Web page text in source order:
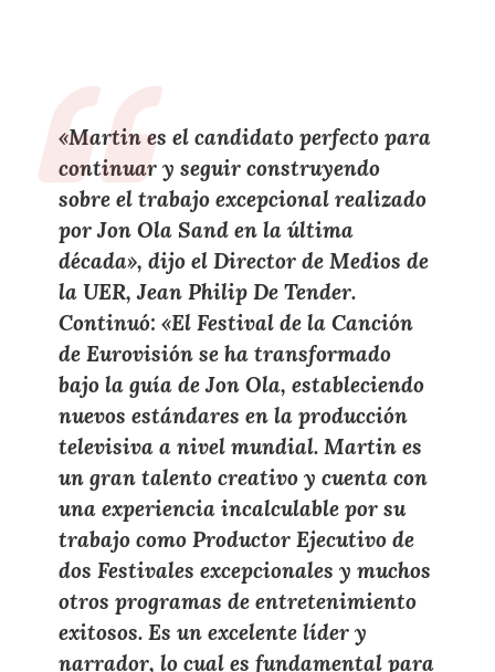
«Martin es el candidato perfecto para
continuar y seguir construyendo
sobre el trabajo excepcional realizado
por Jon Ola Sand en la última
década», dijo el Director de Medios de
la UER, Jean Philip De Tender.
Continuó: «El Festival de la Canción
de Eurovisión se ha transformado
bajo la guía de Jon Ola, estableciendo
nuevos estándares en la producción
televisiva a nivel mundial. Martin es
un gran talento creativo y cuenta con
una experiencia incalculable por su
trabajo como Productor Ejecutivo de
dos Festivales excepcionales y muchos
otros programas de entretenimiento
exitosos. Es un excelente líder y
narrador, lo cual es fundamental para